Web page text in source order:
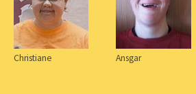
Christiane Ansgar